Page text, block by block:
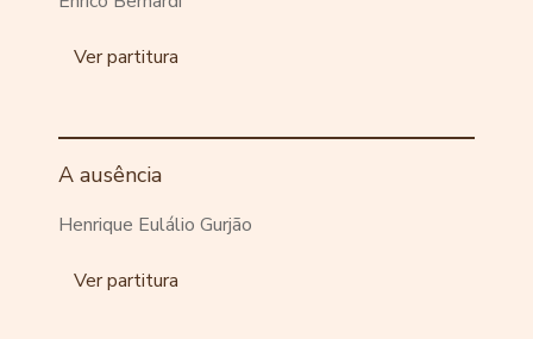
Ver partitura
A ausência
Henrique Eulálio Gurjão
Ver partitura